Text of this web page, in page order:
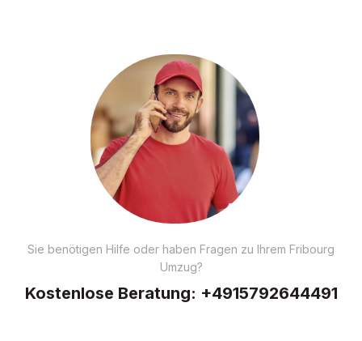
Sie benötigen Hilfe oder haben Fragen zu Ihrem Fribourg
Umzug?
Kostenlose Beratung: +4915792644491